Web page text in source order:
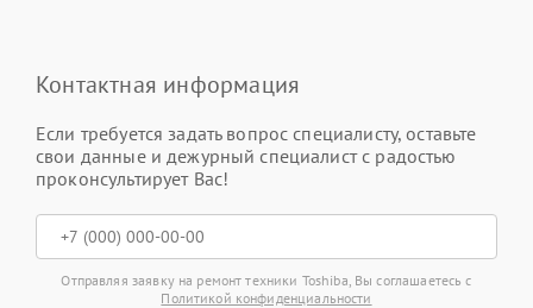
Контактная информация
Если требуется задать вопрос специалисту, оставьте
свои данные и дежурный специалист с радостью
проконсультирует Вас!
Отправляя заявку на ремонт техники Toshiba, Вы соглашаетесь с
Политикой конфиденциальности